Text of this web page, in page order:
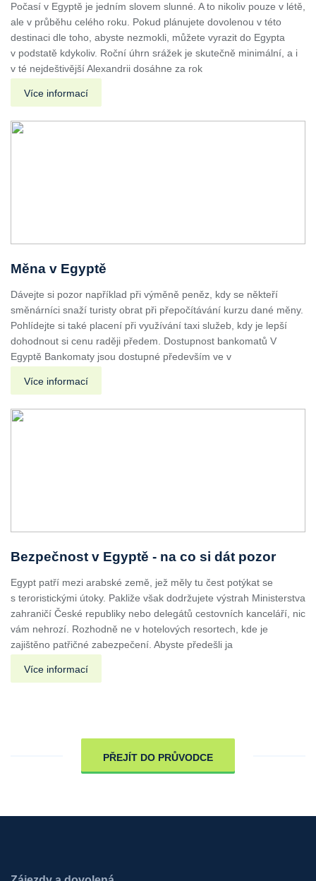
Počasí v Egyptě je jedním slovem slunné. A to nikoliv pouze v létě,
ale v průběhu celého roku. Pokud plánujete dovolenou v této
destinaci dle toho, abyste nezmokli, můžete vyrazit do Egypta
v podstatě kdykoliv. Roční úhrn srážek je skutečně minimální, a i
v té nejdeštivější Alexandrii dosáhne za rok
Více informací
Měna v Egyptě
Dávejte si pozor například při výměně peněz, kdy se někteří
směnárníci snaží turisty obrat při přepočítávání kurzu dané měny.
Pohlídejte si také placení při využívání taxi služeb, kdy je lepší
dohodnout si cenu raději předem. Dostupnost bankomatů V
Egyptě Bankomaty jsou dostupné především ve v
Více informací
Bezpečnost v Egyptě - na co si dát pozor
Egypt patří mezi arabské země, jež měly tu čest potýkat se
s teroristickými útoky. Pakliže však dodržujete výstrah Ministerstva
zahraničí České republiky nebo delegátů cestovních kanceláří, nic
vám nehrozí. Rozhodně ne v hotelových resortech, kde je
zajištěno patřičné zabezpečení. Abyste předešli ja
Více informací
PŘEJÍT DO PRŮVODCE